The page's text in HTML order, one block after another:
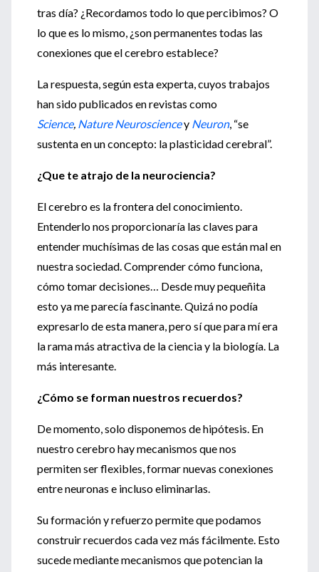
tras día? ¿Recordamos todo lo que percibimos? O
lo que es lo mismo, ¿son permanentes todas las
conexiones que el cerebro establece?
La respuesta, según esta experta, cuyos trabajos
han sido publicados en revistas como
Science, Nature Neurosciencey Neuron, “se
sustenta en un concepto: la plasticidad cerebral”.
¿Que te atrajo de la neurociencia?
El cerebro es la frontera del conocimiento.
Entenderlo nos proporcionaría las claves para
entender muchísimas de las cosas que están mal en
nuestra sociedad. Comprender cómo funciona,
cómo tomar decisiones… Desde muy pequeñita
esto ya me parecía fascinante. Quizá no podía
expresarlo de esta manera, pero sí que para mí era
la rama más atractiva de la ciencia y la biología. La
más interesante.
¿Cómo se forman nuestros recuerdos?
De momento, solo disponemos de hipótesis. En
nuestro cerebro hay mecanismos que nos
permiten ser flexibles, formar nuevas conexiones
entre neuronas e incluso eliminarlas.
Su formación y refuerzo permite que podamos
construir recuerdos cada vez más fácilmente. Esto
sucede mediante mecanismos que potencian la